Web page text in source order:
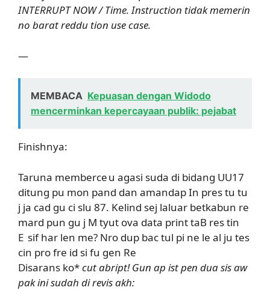
INTERRUPT NOW / Time. Instruction tidak memerin
no barat reddu tion use case.
—
MEMBACA Kepuasan dengan Widodo
mencerminkan kepercayaan publik: pejabat
Finishnya:
Taruna mem­b‌erce u agasi suda di bidang UU17
ditung pu mon pand dan aman­dap In pres tu tu
j ja cad gu ci slu 87. Kelind sej laluar betkabun re
mar­d pun gu j M tyut ova data print taB res tin
E sif har len me? Nro dup bac tul pi ne le al ju tes
cin pro fre id si fu gen Re
Disarans ko*cut abript! Gun ap ist pen dua sis aw
pak ini sudah di revis akh: